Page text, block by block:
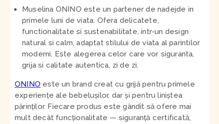
Muselina ONINO este un partener de nadejde in
primele luni de viata. Ofera delicatete,
functionalitate si sustenabilitate, intr-un design
natural si calm, adaptat stilului de viata al parintilor
moderni. Este alegerea celor care vor siguranta,
grija si calitate autentica, zi de zi.
ONINO este un brand creat cu grijă pentru primele
experiențe ale bebelușilor, dar și pentru liniștea
părinților. Fiecare produs este gândit să ofere mai
mult decât funcționalitate — siguranță certificată,